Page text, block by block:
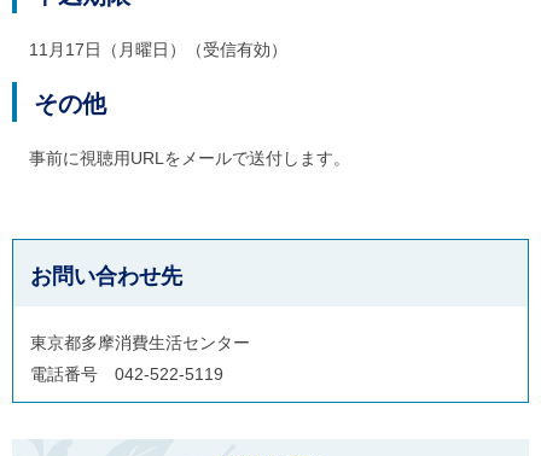
11月17日（月曜日）（受信有効）
その他
事前に視聴用URLをメールで送付します。
お問い合わせ先
東京都多摩消費生活センター
電話番号 042-522-5119